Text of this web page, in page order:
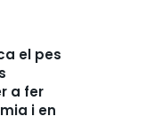
el pes
a fer
i en